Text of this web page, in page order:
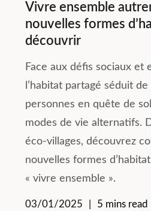
Vivre ensemble
nouvelles formes
découvrir
Face aux défis sociaux et
l’habitat partagé séduit
personnes en quête de
modes de vie alternatifs.
éco-villages, découvrez
nouvelles formes
« vivre ensemble ».
03/01/2025 5 mins read